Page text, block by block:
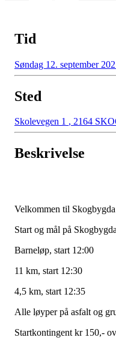
Tid
Søndag 12. september
Sted
Skolevegen 1 , 2164
Beskrivelse
Velkommen til
Start og mål på
Barneløp, start 12:00
11 km, start 12:30
4,5 km, start 12:35
Alle løyper på asfalt og
Startkontingent kr 150,-